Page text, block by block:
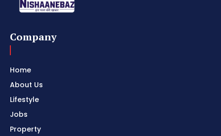
Company
Home
About Us
Lifestyle
Jobs
Property